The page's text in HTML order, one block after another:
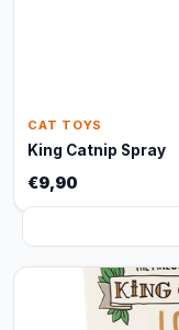
CAT TOYS
King Catnip Spray
€9,90